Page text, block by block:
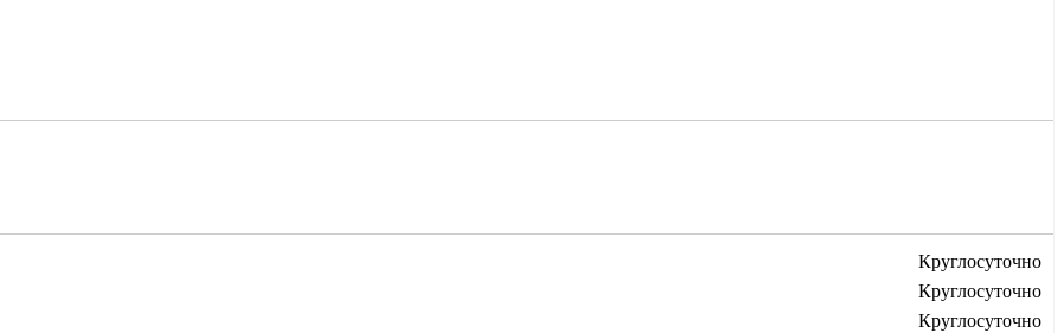
Круглосуточно
Круглосуточно
Круглосуточно